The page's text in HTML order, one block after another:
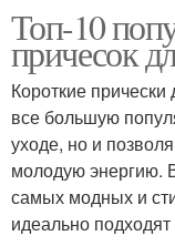
Топ-10
причесок
Короткие
все большую
уходе, но и
молодую энергию.
самых модных и
идеально